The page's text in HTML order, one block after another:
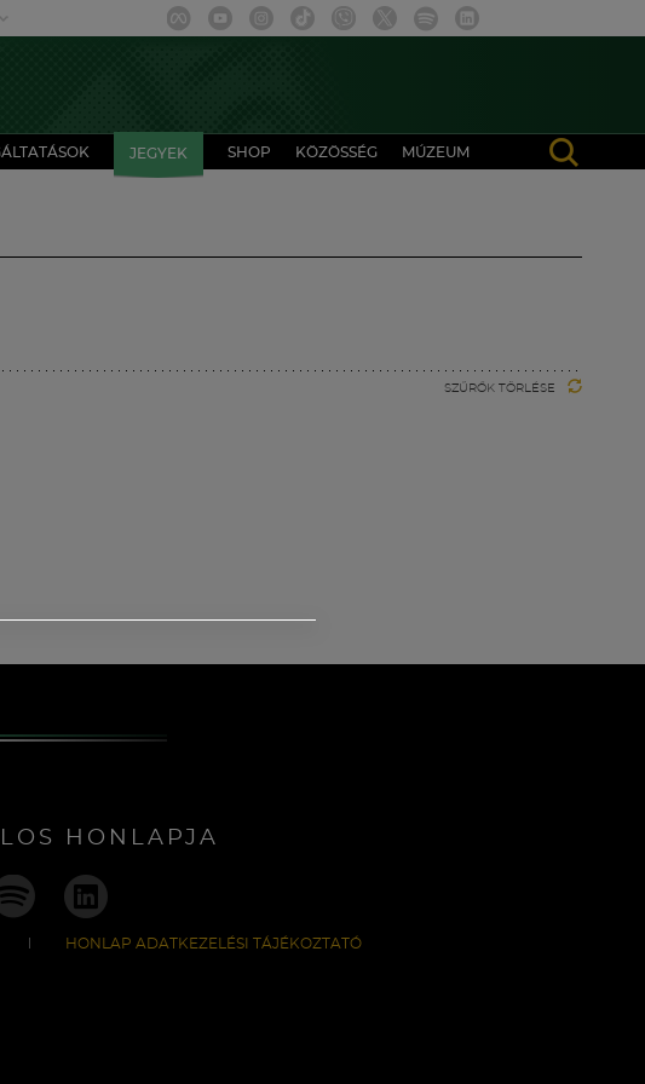
JEGYEK SHOP KÖZÖSSÉG MÚZEUM
SZŰRŐK TÖRLÉSE
HONLAPJA
HONLAP ADATKEZELÉSI TÁJÉKOZTATÓ